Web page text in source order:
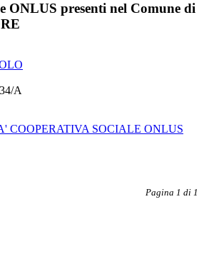
ONLUS presenti nel Comune di
A
COOPERATIVA SOCIALE ONLUS
Pagina 1 di 1